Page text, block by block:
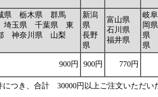
県 栃木県 群馬
玉県 千葉県 東
神奈川県 山梨
新潟
県
長野
県
富山県
石川県
福井県
岐
岡
県
県
900円 900円 770円
につき、合計 30000円以上ご注文いただい